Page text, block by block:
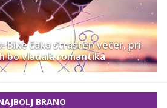
Bike čaka strasten večer, pri
bo vladala romantika
BRANO